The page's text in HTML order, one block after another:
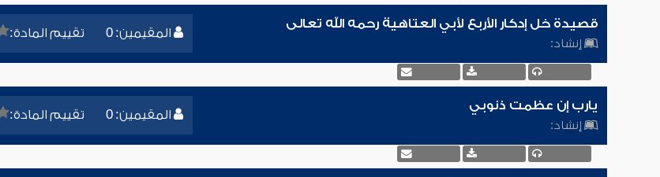
المقيمين: 0 تقييم المادة:
قصيدة خل إدكار الأربع لأبي العتاهية رحمه الله تعالى
إنشاد:
المقيمين: 0 تقييم المادة:
يارب إن عظمت ذنوبي
إنشاد: